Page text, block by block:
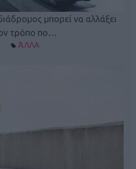
μπορεί να αλλάξει
τρόπο πο…
ΆΛΛΑ